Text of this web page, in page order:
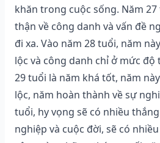
khăn trong cuộc sống. Năm
thận về công danh và vấn đề
đi xa. Vào năm 28 tuổi, năm
lộc và công danh chỉ ở mức
29 tuổi là năm khá tốt, năm
lộc, năm hoàn thành về sự
tuổi, hy vọng sẽ có nhiều
nghiệp và cuộc đời, sẽ có